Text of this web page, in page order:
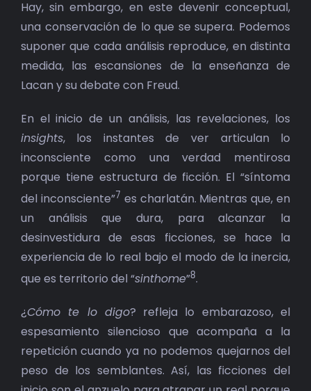
Hay, sin embargo, en este devenir conceptual,
una conservación de lo que se supera. Podemos
suponer que cada análisis reproduce, en distinta
medida, las escansiones de la enseñanza de
Lacan y su debate con Freud.
En el inicio de un análisis, las revelaciones, los
insights, los instantes de ver articulan lo
inconsciente como una verdad mentirosa
porque tiene estructura de ficción. El “síntoma
del inconsciente”7 es charlatán. Mientras que, en
un análisis que dura, para alcanzar la
desinvestidura de esas ficciones, se hace la
experiencia de lo real bajo el modo de la inercia,
que es territorio del “sinthome”8.
¿Cómo te lo digo? refleja lo embarazoso, el
espesamiento silencioso que acompaña a la
repetición cuando ya no podemos quejarnos del
peso de los semblantes. Así, las ficciones del